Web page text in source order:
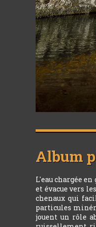
Album
L'eau chargée
et évacue vers
chenaux qui
particules
jouent un rôle